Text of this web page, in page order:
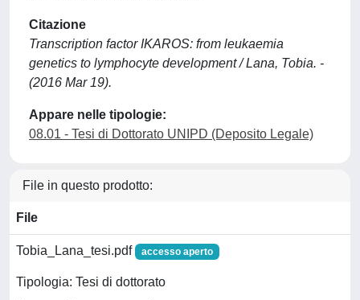
Citazione
Transcription factor IKAROS: from leukaemia
genetics to lymphocyte development / Lana, Tobia. -
(2016 Mar 19).
Appare nelle tipologie:
08.01 - Tesi di Dottorato UNIPD (Deposito Legale)
File in questo prodotto:
File
Tobia_Lana_tesi.pdf accesso aperto
Tipologia: Tesi di dottorato